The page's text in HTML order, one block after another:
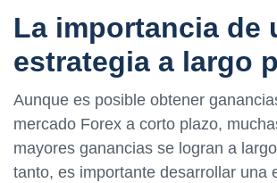
La importancia de
estrategia a largo
Aunque es posible obtener
mercado Forex a corto plazo,
mayores ganancias se logran a
tanto, es importante desarrollar una